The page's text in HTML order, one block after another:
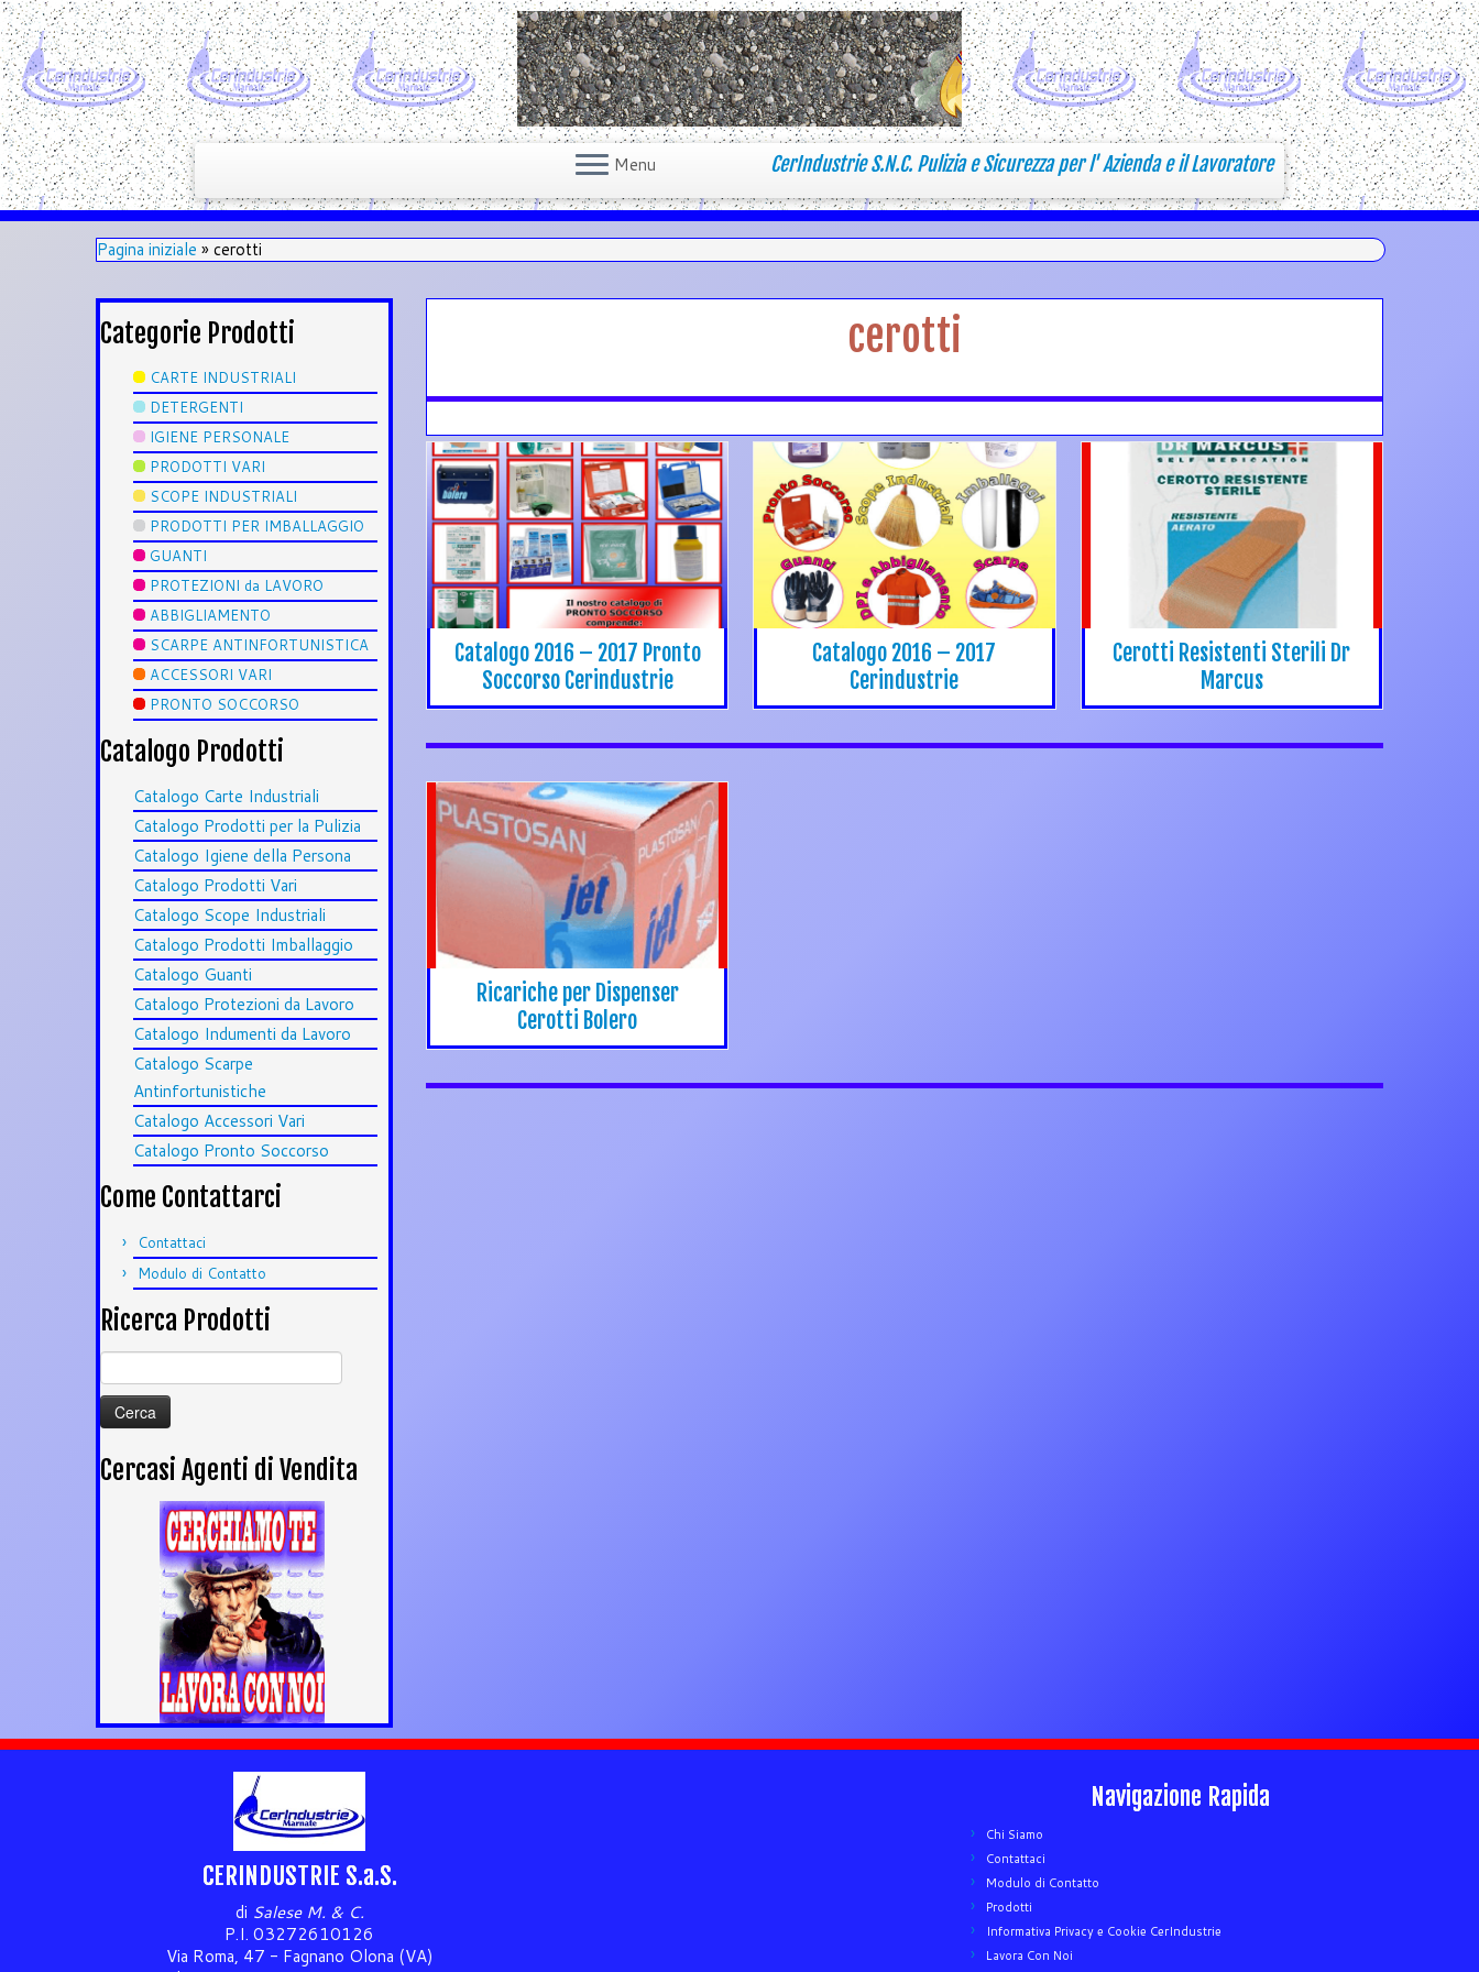
CerIndustrie S.N.C. Pulizia e Sicurezza per l' Azienda e il Lavoratore
Menu
Pagina iniziale » cerotti
Categorie Prodotti
CARTE INDUSTRIALI
DETERGENTI
IGIENE PERSONALE
PRODOTTI VARI
SCOPE INDUSTRIALI
PRODOTTI PER IMBALLAGGIO
GUANTI
PROTEZIONI da LAVORO
ABBIGLIAMENTO
SCARPE ANTINFORTUNISTICA
ACCESSORI VARI
PRONTO SOCCORSO
Catalogo Prodotti
Catalogo Carte Industriali
Catalogo Prodotti per la Pulizia
Catalogo Igiene della Persona
Catalogo Prodotti Vari
Catalogo Scope Industriali
Catalogo Prodotti Imballaggio
Catalogo Guanti
Catalogo Protezioni da Lavoro
Catalogo Indumenti da Lavoro
Catalogo Scarpe
Antinfortunistiche
Catalogo Accessori Vari
Catalogo Pronto Soccorso
Come Contattarci
Contattaci
Modulo di Contatto
Ricerca Prodotti
per:
Cercasi Agenti di Vendita
cerotti
Catalogo 2016 – 2017 Pronto
Soccorso Cerindustrie
Catalogo 2016 – 2017
Cerindustrie
Cerotti Resistenti Sterili Dr
Marcus
Ricariche per Dispenser
Cerotti Bolero
CERINDUSTRIE S.a.S.
di Salese M. & C.
P.I. 03272610126
Via Roma, 47 - Fagnano Olona (VA)
Navigazione Rapida
Chi Siamo
Contattaci
Modulo di Contatto
Prodotti
Informativa Privacy e Cookie CerIndustrie
Lavora Con Noi